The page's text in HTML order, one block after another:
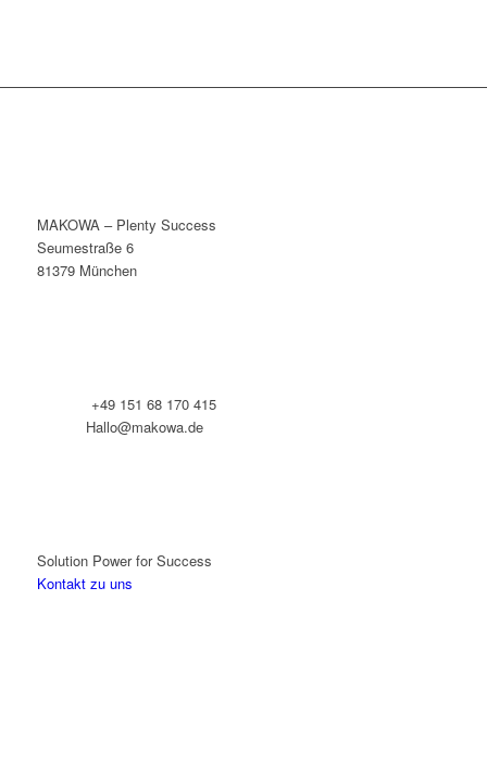
MAKOWA – Plenty Success
Seumestraße 6
81379 München
+49 151 68 170 415
Hallo@makowa.de
Solution Power for Success
Kontakt zu uns